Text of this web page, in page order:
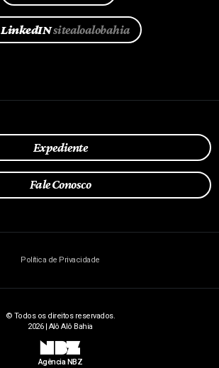
LinkedINsitealoalobahia
Expediente
Fale Conosco
Política de Privacidade
© Todos os direitos reservados.
2026 | Alô Alô Bahia
NBZ
Agência NBZ